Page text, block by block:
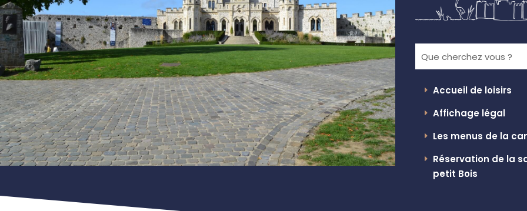
Accueil de loisirs
Affichage légal
Les menus de la
Réservation de la
petit Bois